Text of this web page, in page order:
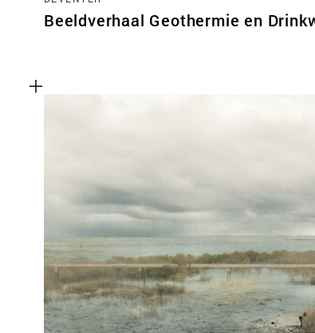
Beeldverhaal Geothermie en